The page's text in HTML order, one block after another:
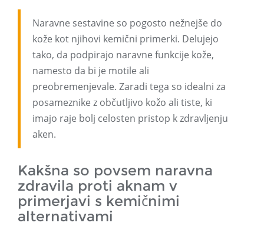
Naravne sestavine so pogosto nežnejše do
kože kot njihovi kemični primerki. Delujejo
tako, da podpirajo naravne funkcije kože,
namesto da bi je motile ali
preobremenjevale. Zaradi tega so idealni za
posameznike z občutljivo kožo ali tiste, ki
imajo raje bolj celosten pristop k zdravljenju
aken.
Kakšna so povsem naravna
zdravila proti aknam v
primerjavi s kemičnimi
alternativami